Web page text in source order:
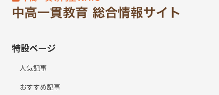
特設ページ
人気記事
おすすめ記事